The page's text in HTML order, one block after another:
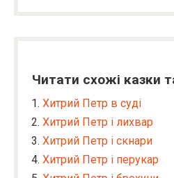
Читати схожі казки
Хитрий Петр в суді
Хитрий Петр і лихвар
Хитрий Петр і скнари
Хитрий Петр і перукар